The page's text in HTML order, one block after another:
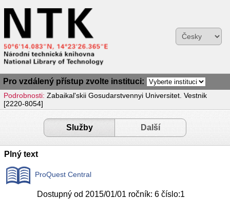
Pro vzdálený přístup zvolte instituci:
Podrobnosti: Zabaikal'skii Gosudarstvennyi Universitet. Vestnik
[2220-8054]
Služby Další
Plný text
ProQuest Central
Dostupný od 2015/01/01 ročník: 6 číslo:1